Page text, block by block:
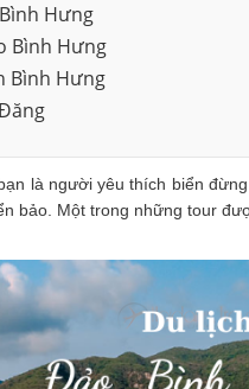
Hưng
Bình Hưng
Bình Hưng
là người yêu thích biển
bảo. Một trong những tour